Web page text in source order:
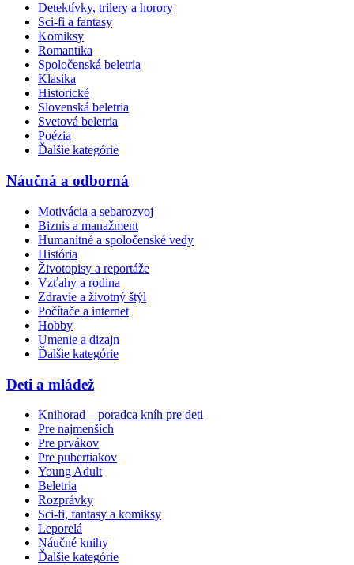
Detektívky, trilery a horory
Sci-fi a fantasy
Komiksy
Romantika
Spoločenská beletria
Klasika
Historické
Slovenská beletria
Svetová beletria
Poézia
Ďalšie kategórie
Náučná a odborná
Motivácia a sebarozvoj
Biznis a manažment
Humanitné a spoločenské vedy
História
Životopisy a reportáže
Vzťahy a rodina
Zdravie a životný štýl
Počítače a internet
Hobby
Umenie a dizajn
Ďalšie kategórie
Deti a mládež
Knihorad – poradca kníh pre deti
Pre najmenších
Pre prvákov
Pre pubertiakov
Young Adult
Beletria
Rozprávky
Sci-fi, fantasy a komiksy
Leporelá
Náučné knihy
Ďalšie kategórie